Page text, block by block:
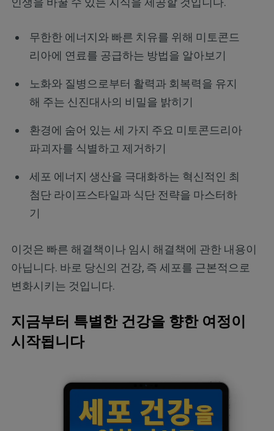
무한한 에너지와 빠른 치유를 위해 미토콘드
리아에 연료를 공급하는 방법을 알아보기
노화와 질병으로부터 활력과 회복력을 유지
해 주는 신진대사의 비밀을 밝히기
환경에 숨어 있는 세 가지 주요 미토콘드리아
파괴자를 식별하고 제거하기
세포 에너지 생산을 극대화하는 혁신적인 최
첨단 라이프스타일과 식단 전략을 마스터하
기
이것은 빠른 해결책이나 임시 해결책에 관한 내용이
아닙니다. 바로 당신의 건강, 즉 세포를 근본적으로
변화시키는 것입니다.
지금부터 특별한 건강을 향한 여정이
시작됩니다